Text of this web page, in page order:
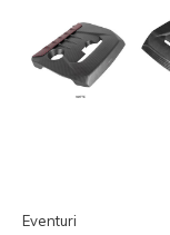
Eventuri